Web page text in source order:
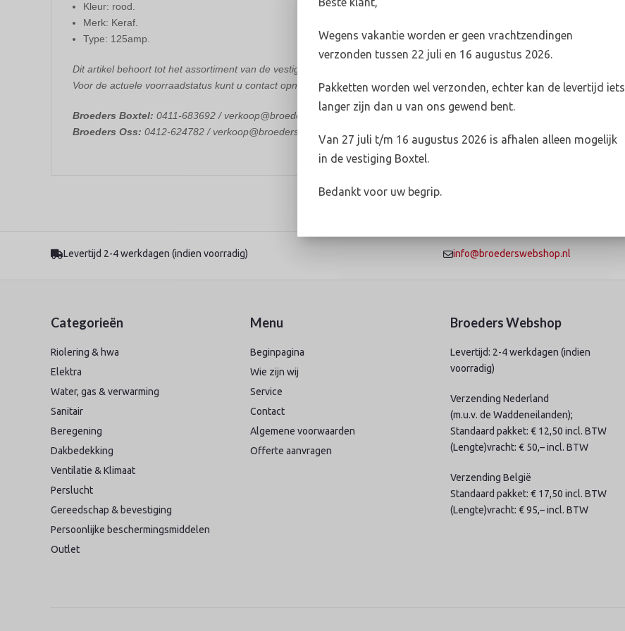
Kleur: rood.
Merk: Keraf.
Type: 125amp.
Dit artikel behoort tot het assortiment van de vestigingen in Boxtel en Oss.
Voor de actuele voorraadstatus kunt u contact opnemen met de betreffende vestiging.
Broeders Boxtel: 0411-683692 / verkoop@broedersboxtel.nl
Broeders Oss: 0412-624782 / verkoop@broedersoss.nl
Levertijd 2-4 werkdagen (indien voorradig) info@broederswebshop.nl
Categorieën
Riolering & hwa
Elektra
Water, gas & verwarming
Sanitair
Beregening
Dakbedekking
Ventilatie & Klimaat
Perslucht
Gereedschap & bevestiging
Persoonlijke beschermingsmiddelen
Outlet
Menu
Beginpagina
Wie zijn wij
Service
Contact
Algemene voorwaarden
Offerte aanvragen
Broeders Webshop
Levertijd: 2-4 werkdagen (indien
voorradig)
Verzending Nederland
(m.u.v. de Waddeneilanden);
Standaard pakket: € 12,50 incl. BTW
(Lengte)vracht: € 50,– incl. BTW
Verzending België
Standaard pakket: € 17,50 incl. BTW
(Lengte)vracht: € 95,– incl. BTW
Wegens vakantie worden er geen vrachtzendingen
verzonden tussen 22 juli en 16 augustus 2026.
Pakketten worden wel verzonden, echter kan de levertijd iets
langer zijn dan u van ons gewend bent.
Van 27 juli t/m 16 augustus 2026 is afhalen alleen mogelijk
in de vestiging Boxtel.
Bedankt voor uw begrip.